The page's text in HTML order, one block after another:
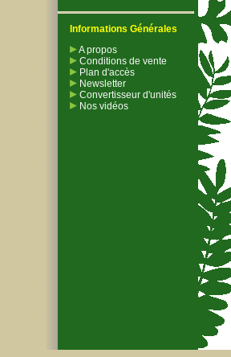
Informations Générales
A propos
Conditions de vente
Plan d'accès
Newsletter
Convertisseur d'unités
Nos vidéos